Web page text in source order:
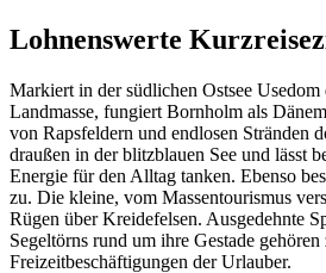
Lohnenswerte
Markiert in der südlichen Ostsee Usedom
Landmasse, fungiert Bornholm als
von Rapsfeldern und endlosen Stränden
draußen in der blitzblauen See und lässt
Energie für den Alltag tanken. Ebenso
zu. Die kleine, vom Massentourismus
Rügen über Kreidefelsen. Ausgedehnte
Segeltörns rund um ihre Gestade gehören
Freizeitbeschäftigungen der Urlauber.